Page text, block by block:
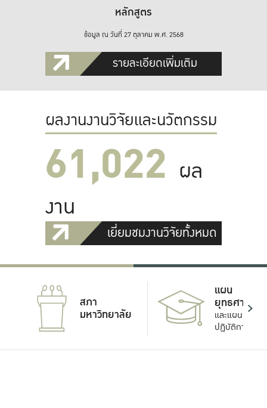
หลักสูตร
ข้อมูล ณ วันที่ 27 ตุลาคม พ.ศ. 2568
รายละเอียดเพิ่มเติม
ผลงานงานวิจัยและนวัตกรรม
61,022 ผล
งาน
เยี่ยมชมงานวิจัยทั้งหมด
สภา
มหาวิทยาลัย
แผน
ยุทธศาสตร์
และแผน
ปฏิบัติการ